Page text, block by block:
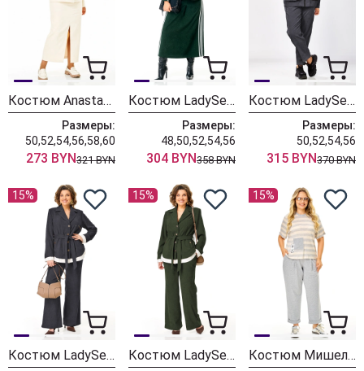
Костюм Anastasia 1384 слоновая кость
Размеры:
50,52,54,56,58,60
273 BYN321 BYN
Костюм LadySecret 26260 зеленый
Размеры:
48,50,52,54,56
304 BYN358 BYN
Костюм LadySecret 25229 темный графит
Размеры:
50,52,54,56
315 BYN370 BYN
15%
Костюм LadySecret 26251 темный графит
15%
Костюм LadySecret 26251 хаки
15%
Костюм Мишель Шик 1452 серый+полоска